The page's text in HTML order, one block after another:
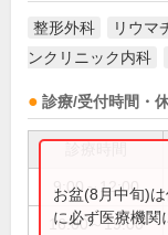
整形外科 リウマ
ンクリニック内科
診療/受付時間・
9:00～12:00
16:00～19:00
お盆(8月中旬)
に必ず医療機関